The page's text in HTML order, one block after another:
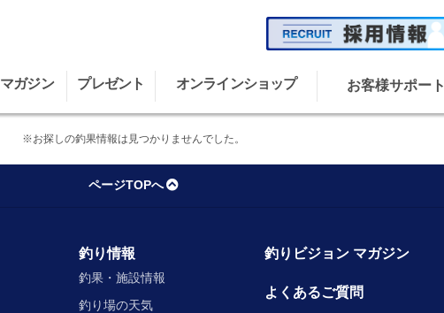
マガジン プレゼント オンラインショップ お客様サポート
※お探しの釣果情報は見つかりませんでした。
ページTOPへ
釣り情報
釣果・施設情報
釣り場の天気
釣りビジョン マガジン
よくあるご質問